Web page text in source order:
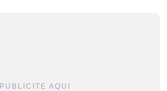
PUBLICITE AQUI